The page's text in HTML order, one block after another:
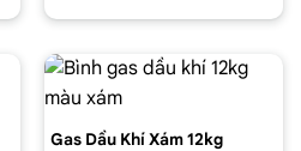
Gas Dầu Khí Xám 12kg